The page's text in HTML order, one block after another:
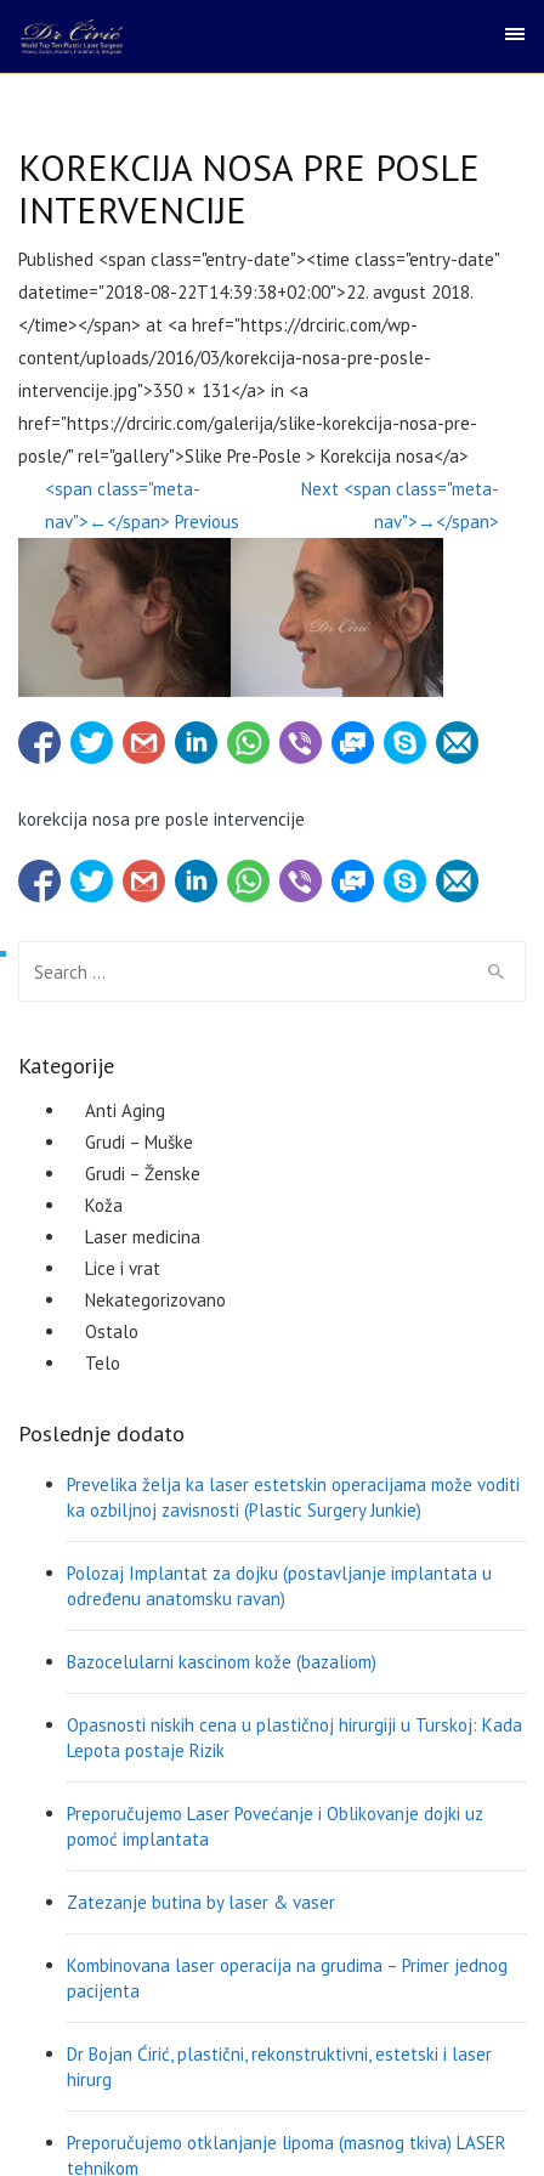
KOREKCIJA NOSA PRE POSLE
INTERVENCIJE
Published <span class="entry-date"><time class="entry-date"
datetime="2018-08-22T14:39:38+02:00">22. avgust 2018.
</time></span> at <a href="https://drciric.com/wp-
content/uploads/2016/03/korekcija-nosa-pre-posle-
intervencije.jpg">350 × 131</a> in <a
href="https://drciric.com/galerija/slike-korekcija-nosa-pre-
posle/" rel="gallery">Slike Pre-Posle > Korekcija nosa</a>
<span class="meta-
nav">←</span> Previous
Next <span class="meta-
nav">→</span>
korekcija nosa pre posle intervencije
Kategorije
Anti Aging
Grudi – Muške
Grudi – Ženske
Koža
Laser medicina
Lice i vrat
Nekategorizovano
Ostalo
Telo
Poslednje dodato
Prevelika želja ka laser estetskin operacijama može voditi
ka ozbiljnoj zavisnosti (Plastic Surgery Junkie)
Polozaj Implantat za dojku (postavljanje implantata u
određenu anatomsku ravan)
Bazocelularni kascinom kože (bazaliom)
Opasnosti niskih cena u plastičnoj hirurgiji u Turskoj: Kada
Lepota postaje Rizik
Preporučujemo Laser Povećanje i Oblikovanje dojki uz
pomoć implantata
Zatezanje butina by laser & vaser
Kombinovana laser operacija na grudima – Primer jednog
pacijenta
Dr Bojan Ćirić, plastični, rekonstruktivni, estetski i laser
hirurg
Preporučujemo otklanjanje lipoma (masnog tkiva) LASER
tehnikom